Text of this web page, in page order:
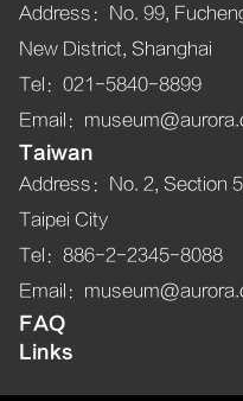
Address ：
No. 99,
New District, Shanghai
Tel ：021-5840-8899
Email ：
Taiwan
Address ：
No. 2, Section
Taipei City
Tel ：886-2-2345-8088
Email ：
FAQ
Links